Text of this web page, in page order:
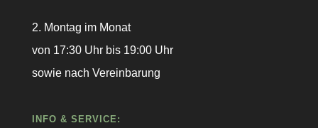
2. Montag im Monat
von 17:30 Uhr bis 19:00 Uhr
sowie nach Vereinbarung
INFO & SERVICE: